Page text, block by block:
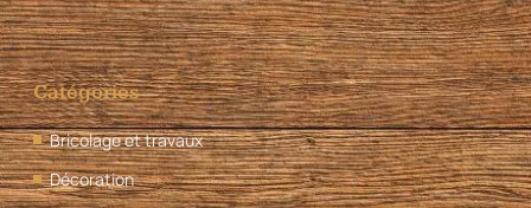
Catégories
Bricolage et travaux
Décoration